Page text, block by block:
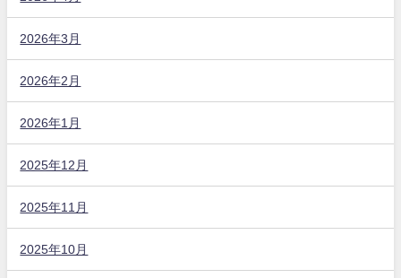
2026年3月
2026年2月
2026年1月
2025年12月
2025年11月
2025年10月